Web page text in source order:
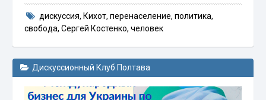
дискуссия, Кихот, перенаселение, политика,
свобода,Сергей Костенко,человек
Дискуссионный Клуб Полтава